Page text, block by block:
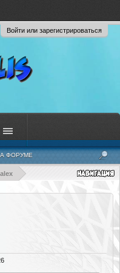
Войти или зарегистрироваться
ФОРУМЕ
ПРОФИЛЯ